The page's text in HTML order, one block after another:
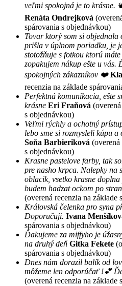
veľmi spokojná je to krásne.
Renáta Ondrejková
spárovania s objednávkou)
Tovar ktorý som si
prišla v úplnom poriadku, je
stotožňuje s fotkou ktorú
zopakujem nákup ešte u
spokojných zákazníkov ❤️
recenzia na základe
Perfektná komunikacia, ešte
krásne Eri Fraňová
s objednávkou)
Veľmi rýchly a ochotný
lebo sme si rozmysleli kúpu
Soňa Barbieriková (overená
s objednávkou)
Krasne pastelove farby, tak
pre nasho krpca. Nalepky na
oblacik, vsetko krasne
budem hadzat ockom po
(overená recenzia na základe
Královská čelenka pro syna
Doporučuji. Ivana
spárovania s objednávkou)
Ďakujeme za miffyho je
na druhý deň Gitka Fekete
spárovania s objednávkou)
Dnes nám dorazil balík od
môžeme len odporúčať !💕
(overená recenzia na základe